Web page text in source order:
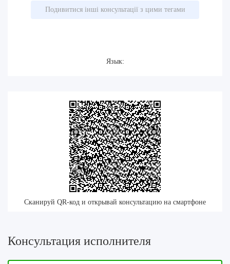
Подивитися інші консультації з цими тегами
Язык:
Сканируй QR-код и открывай консультацию на смартфоне
Консультация исполнителя